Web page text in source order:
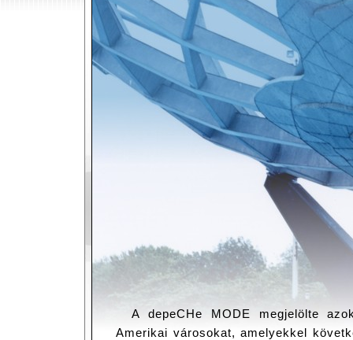
A depeCHe MODE megjelölte
Amerikai városokat, amelyekkel